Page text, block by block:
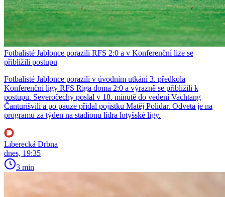
Fotbalisté Jablonce porazili RFS 2:0 a v Konferenční lize se
přiblížili postupu
Fotbalisté Jablonce porazili v úvodním utkání 3. předkola
Konferenční ligy RFS Riga doma 2:0 a výrazně se přiblížili k
postupu. Severočechy poslal v 18. minutě do vedení Vachtang
Čanturišvili a po pauze přidal pojistku Matěj Polidar. Odveta je na
programu za týden na stadionu lídra lotyšské ligy.
Liberecká Drbna
dnes, 19:35
3 min